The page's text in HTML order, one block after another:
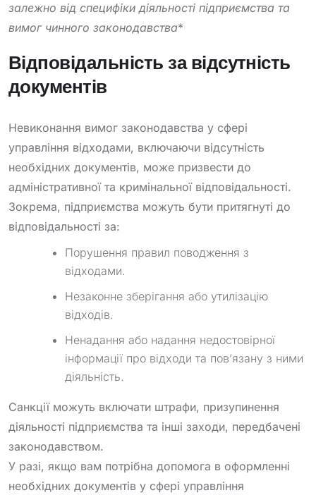
залежно від специфіки діяльності підприємства та
вимог чинного законодавства*
Відповідальність за відсутність
документів
Невиконання вимог законодавства у сфері
управління відходами, включаючи відсутність
необхідних документів, може призвести до
адміністративної та кримінальної відповідальності.
Зокрема, підприємства можуть бути притягнуті до
відповідальності за:
Порушення правил поводження з
відходами.
Незаконне зберігання або утилізацію
відходів.
Ненадання або надання недостовірної
інформації про відходи та пов’язану з ними
діяльність.
Санкції можуть включати штрафи, призупинення
діяльності підприємства та інші заходи, передбачені
законодавством.
У разі, якщо вам потрібна допомога в оформленні
необхідних документів у сфері управління